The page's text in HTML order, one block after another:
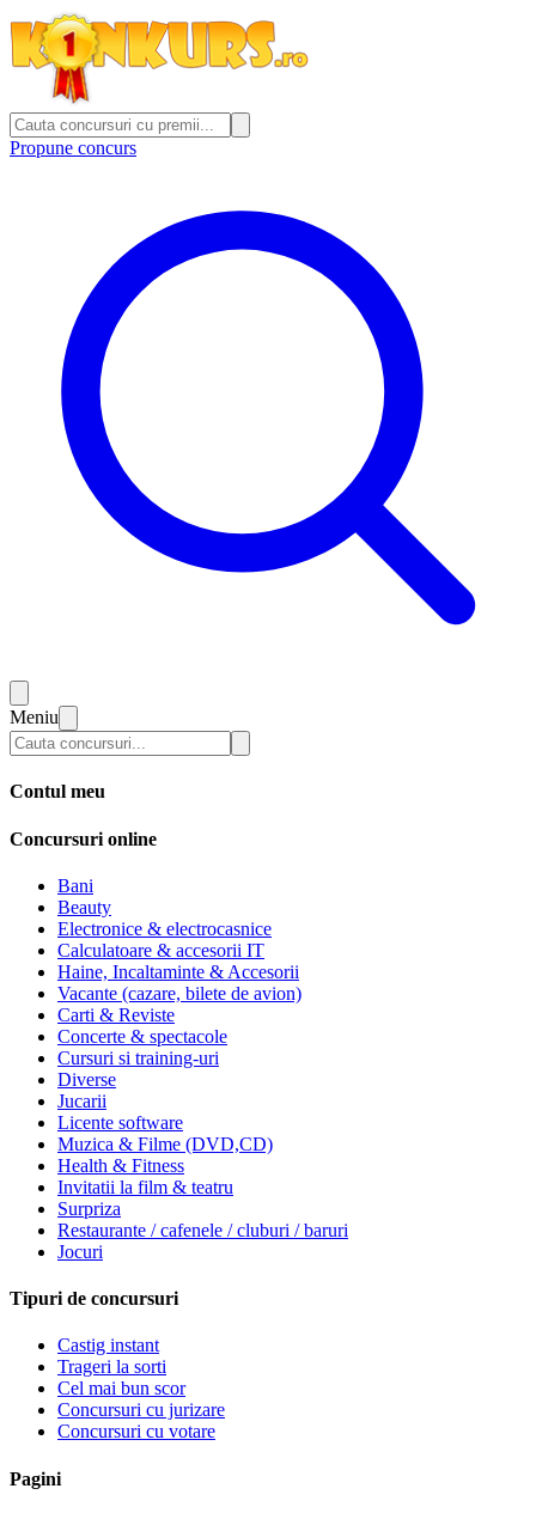
Propune concurs
Meniu
Contul meu
Concursuri online
Bani
Beauty
Electronice & electrocasnice
Calculatoare & accesorii IT
Haine, Incaltaminte & Accesorii
Vacante (cazare, bilete de avion)
Carti & Reviste
Concerte & spectacole
Cursuri si training-uri
Diverse
Jucarii
Licente software
Muzica & Filme (DVD,CD)
Health & Fitness
Invitatii la film & teatru
Surpriza
Restaurante / cafenele / cluburi / baruri
Jocuri
Tipuri de concursuri
Castig instant
Trageri la sorti
Cel mai bun scor
Concursuri cu jurizare
Concursuri cu votare
Pagini